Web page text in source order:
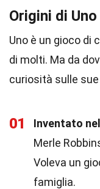
Origini di Uno
Uno è un gioco di
di molti. Ma da
curiosità sulle sue
01 Inventato
Merle
Voleva un
famiglia.